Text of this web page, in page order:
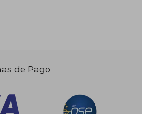
de Pago